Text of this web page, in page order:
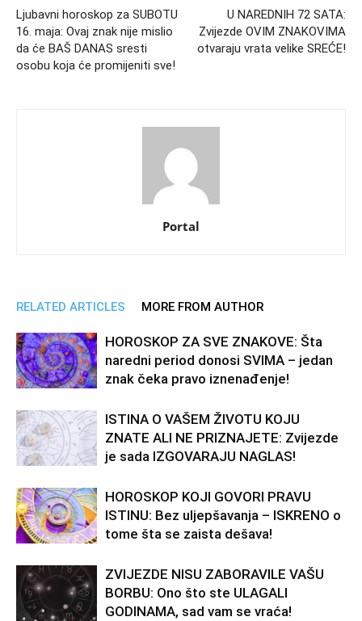
Ljubavni horoskop za SUBOTU
16. maja: Ovaj znak nije mislio
da će BAŠ DANAS sresti
osobu koja će promijeniti sve!
U NAREDNIH 72 SATA:
Zvijezde OVIM ZNAKOVIMA
otvaraju vrata velike SREĆE!
Portal
RELATED ARTICLES MORE FROM AUTHOR
HOROSKOP ZA SVE ZNAKOVE: Šta
naredni period donosi SVIMA – jedan
znak čeka pravo iznenađenje!
ISTINA O VAŠEM ŽIVOTU KOJU
ZNATE ALI NE PRIZNAJETE: Zvijezde
je sada IZGOVARAJU NAGLAS!
HOROSKOP KOJI GOVORI PRAVU
ISTINU: Bez uljepšavanja – ISKRENO o
tome šta se zaista dešava!
ZVIJEZDE NISU ZABORAVILE VAŠU
BORBU: Ono što ste ULAGALI
GODINAMA, sad vam se vraća!